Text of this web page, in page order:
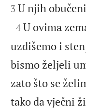
3 U njih

4 U ovima
uzdišemo i
bismo željeli
zato što se
tako da vječni